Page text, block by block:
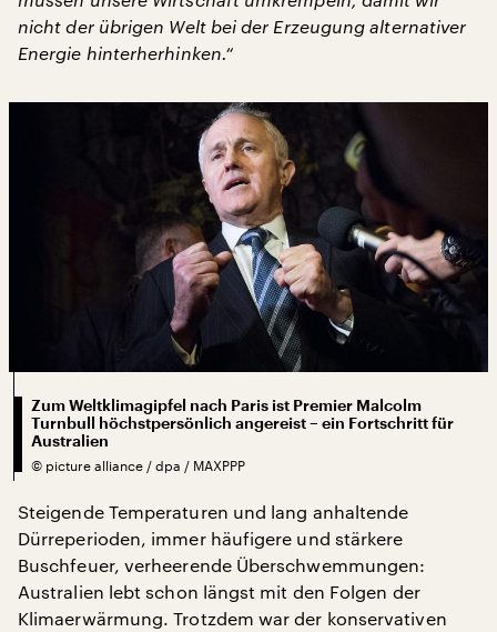
nicht der übrigen Welt bei der Erzeugung alternativer
Energie hinterherhinken.“
Zum Weltklimagipfel nach Paris ist Premier Malcolm
Turnbull höchstpersönlich angereist – ein Fortschritt für
Australien
© picture alliance / dpa / MAXPPP
Steigende Temperaturen und lang anhaltende
Dürreperioden, immer häufigere und stärkere
Buschfeuer, verheerende Überschwemmungen:
Australien lebt schon längst mit den Folgen der
Klimaerwärmung. Trotzdem war der konservativen